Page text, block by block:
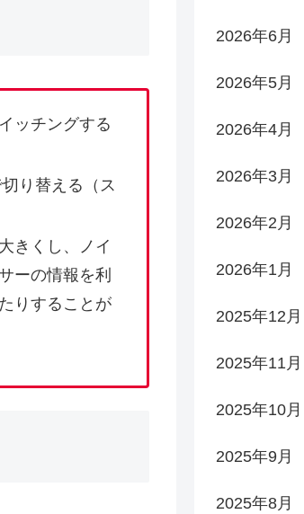
ッチングする
り替える（ス
きくし、ノイ
ーの情報を利
りすることが
2026年6月
2026年5月
2026年4月
2026年3月
2026年2月
2026年1月
2025年12月
2025年11月
2025年10月
2025年9月
2025年8月